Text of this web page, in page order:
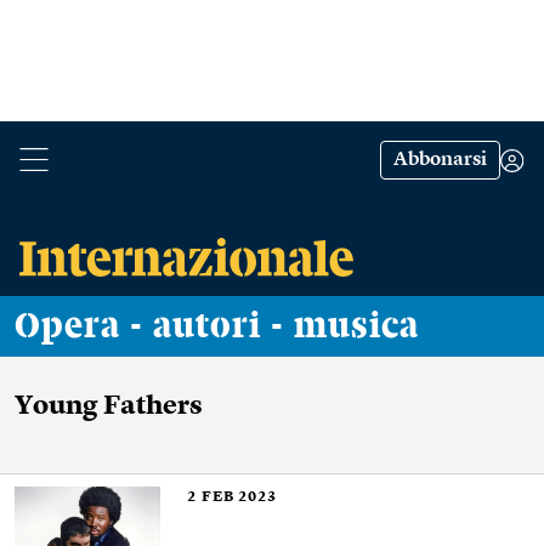
Abbonarsi
Opera - autori - musica
Young Fathers
2 FEB 2023